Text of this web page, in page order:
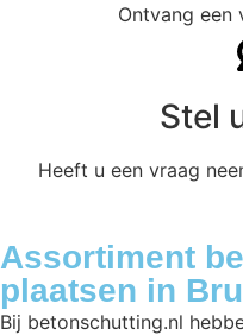
Ontvang
Stel
Heeft u een vraag
Assortiment
plaatsen in
Bij betonschutting.nl